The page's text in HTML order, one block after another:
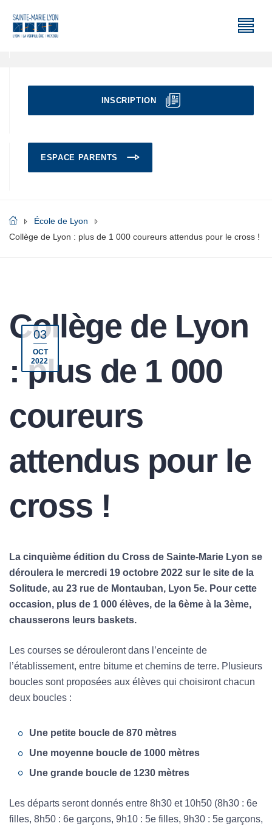
INSCRIPTION
ESPACE PARENTS
École de Lyon
Collège de Lyon : plus de 1 000 coureurs attendus pour le cross !
03
OCT
2022
Collège de Lyon
: plus de 1 000
coureurs
attendus pour le
cross !
La cinquième édition du Cross de Sainte-Marie Lyon se
déroulera le mercredi 19 octobre 2022 sur le site de la
Solitude, au 23 rue de Montauban, Lyon 5e. Pour cette
occasion, plus de 1 000 élèves, de la 6ème à la 3ème,
chausserons leurs baskets.
Les courses se dérouleront dans l’enceinte de
l’établissement, entre bitume et chemins de terre. Plusieurs
boucles sont proposées aux élèves qui choisiront chacun
deux boucles :
Une petite boucle de 870 mètres
Une moyenne boucle de 1000 mètres
Une grande boucle de 1230 mètres
Les départs seront donnés entre 8h30 et 10h50 (8h30 : 6e
filles, 8h50 : 6e garçons, 9h10 : 5e filles, 9h30 : 5e garçons,